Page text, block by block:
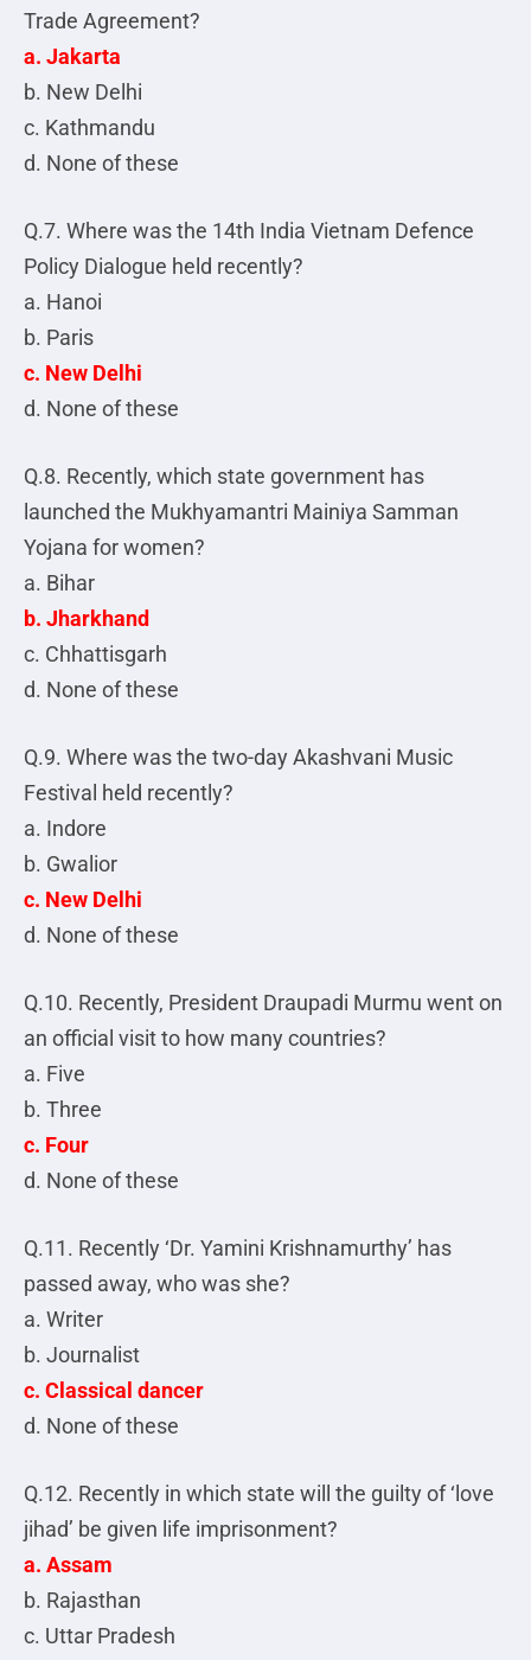
Trade Agreement?
a. Jakarta
b. New Delhi
c. Kathmandu
d. None of these
Q.7. Where was the 14th India Vietnam Defence
Policy Dialogue held recently?
a. Hanoi
b. Paris
c. New Delhi
d. None of these
Q.8. Recently, which state government has
launched the Mukhyamantri Mainiya Samman
Yojana for women?
a. Bihar
b. Jharkhand
c. Chhattisgarh
d. None of these
Q.9. Where was the two-day Akashvani Music
Festival held recently?
a. Indore
b. Gwalior
c. New Delhi
d. None of these
Q.10. Recently, President Draupadi Murmu went on
an official visit to how many countries?
a. Five
b. Three
c. Four
d. None of these
Q.11. Recently ‘Dr. Yamini Krishnamurthy’ has
passed away, who was she?
a. Writer
b. Journalist
c. Classical dancer
d. None of these
Q.12. Recently in which state will the guilty of ‘love
jihad’ be given life imprisonment?
a. Assam
b. Rajasthan
c. Uttar Pradesh